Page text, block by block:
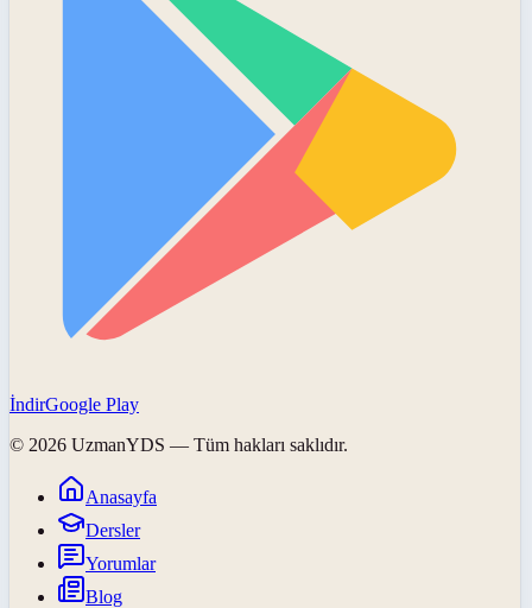
İndirGoogle Play
© 2026 UzmanYDS — Tüm hakları saklıdır.
Anasayfa
Dersler
Yorumlar
Blog